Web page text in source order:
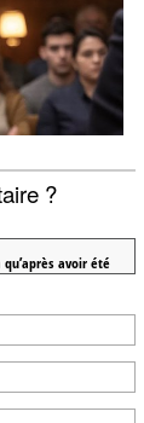
?
avoir été